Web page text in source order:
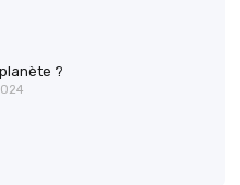
?